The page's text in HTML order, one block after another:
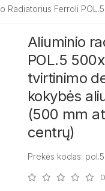
Radiatorius Ferroli
Aliuminio
POL.5
tvirtinimo
kokybės
(500 mm
centrų)
Prekės kodas: